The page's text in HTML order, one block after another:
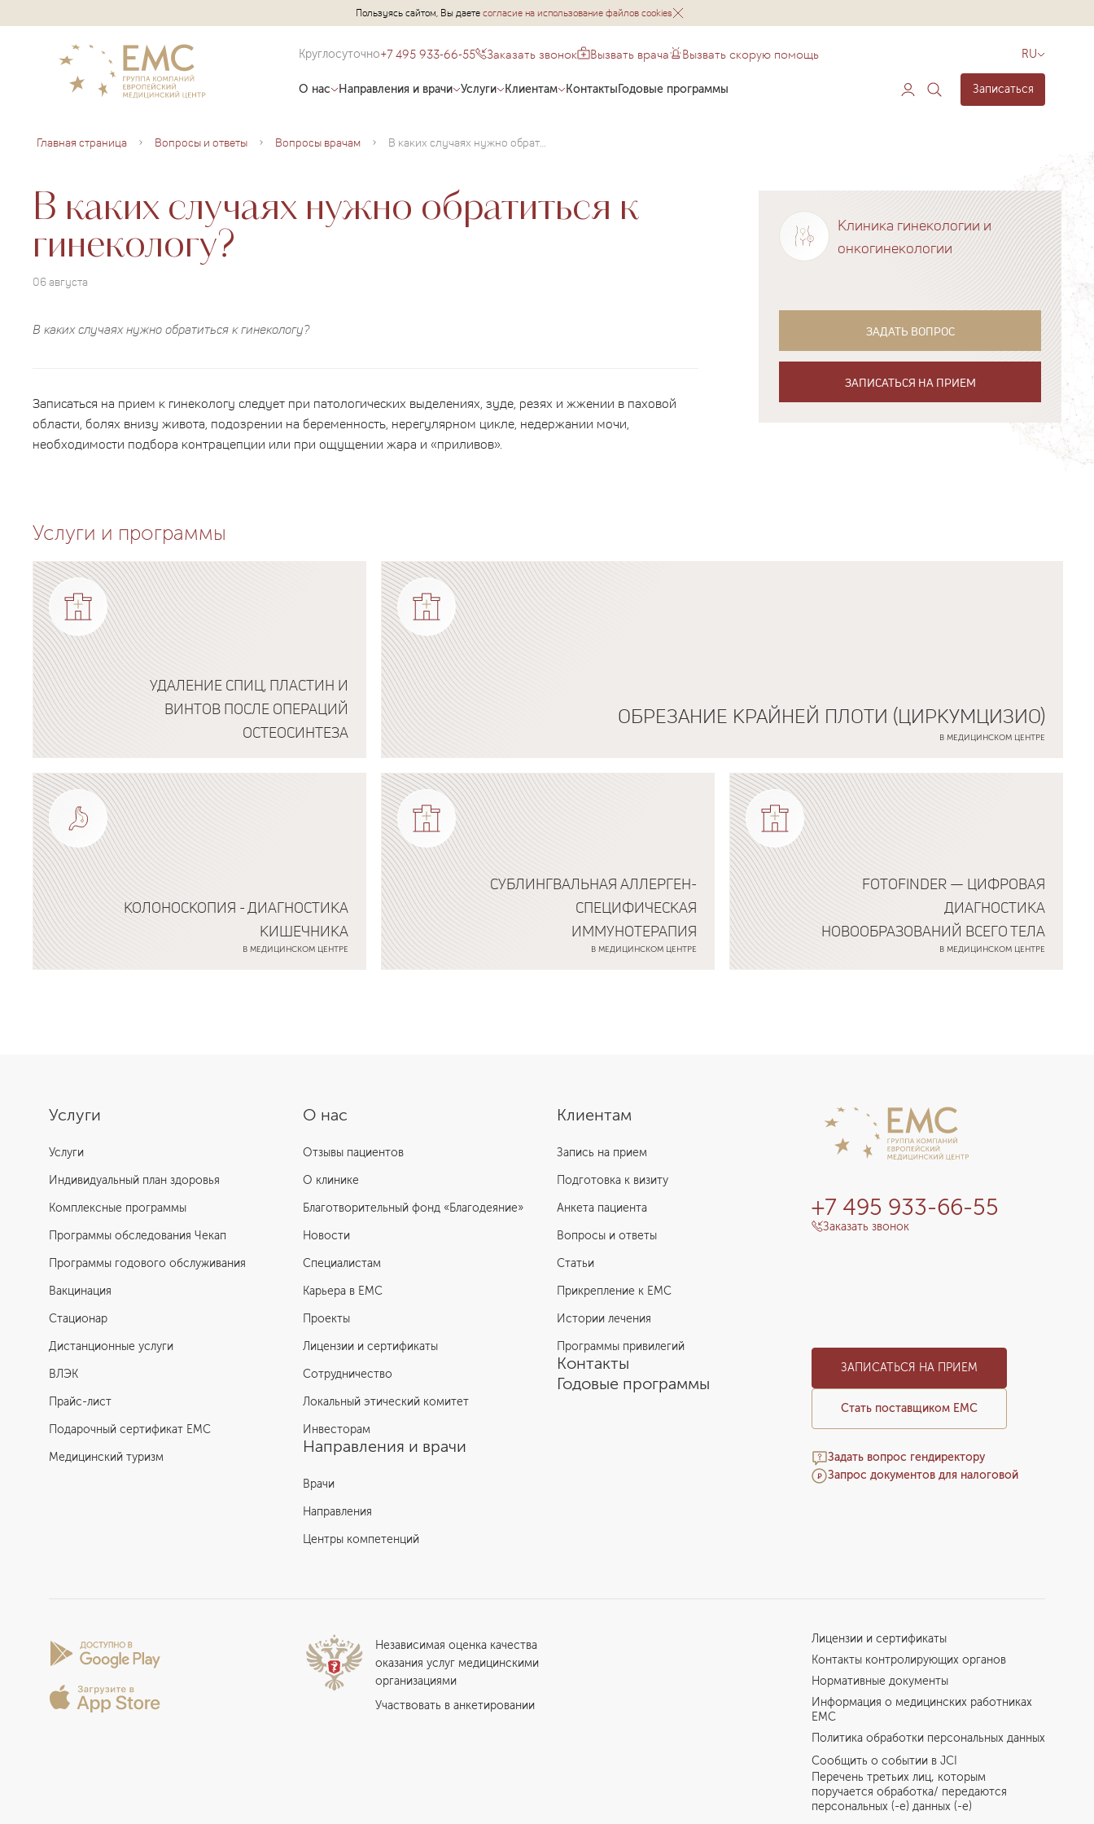
Пользуясь сайтом, Вы даетесогласие на использование файлов cookies
Круглосуточно+7 495 933-66-55 Заказать звонок Вызвать врача Вызвать скорую помощь RU
О нас Направления и врачи Услуги Клиентам КонтактыГодовые программы Записаться
Главная страница Вопросы и ответы Вопросы врачам В каких случаях нужно обратиться к гинекологу?
В каких случаях нужно обратиться к
гинекологу?
06 августа
В каких случаях нужно обратиться к гинекологу?
Записаться на прием к гинекологу следует при патологических выделениях, зуде, резях и жжении в паховой
области, болях внизу живота, подозрении на беременность, нерегулярном цикле, недержании мочи,
необходимости подбора контрацепции или при ощущении жара и «приливов».
Клиника гинекологии и
онкогинекологии
ЗАДАТЬ ВОПРОС
ЗАПИСАТЬСЯ НА ПРИЕМ
Услуги и программы
УДАЛЕНИЕ СПИЦ, ПЛАСТИН И
ВИНТОВ ПОСЛЕ ОПЕРАЦИЙ
ОСТЕОСИНТЕЗА
Подробнее о программе
ОБРЕЗАНИЕ КРАЙНЕЙ ПЛОТИ (ЦИРКУМЦИЗИО)
В МЕДИЦИНСКОМ ЦЕНТРЕ
Подробнее о программе
КОЛОНОСКОПИЯ - ДИАГНОСТИКА
КИШЕЧНИКА
В МЕДИЦИНСКОМ ЦЕНТРЕ
СУБЛИНГВАЛЬНАЯ АЛЛЕРГЕН-
СПЕЦИФИЧЕСКАЯ
ИММУНОТЕРАПИЯ
В МЕДИЦИНСКОМ ЦЕНТРЕ
FOTOFINDER — ЦИФРОВАЯ
ДИАГНОСТИКА
НОВООБРАЗОВАНИЙ ВСЕГО ТЕЛА
В МЕДИЦИНСКОМ ЦЕНТРЕ
О нас
Отзывы пациентов
О клинике
Благотворительный фонд «Благодеяние»
Новости
Специалистам
Карьера в ЕМС
Проекты
Лицензии и сертификаты
Сотрудничество
Локальный этический комитет
Инвесторам
Направления и врачи
Врачи
Направления
Центры компетенций
Услуги
Услуги
Индивидуальный план здоровья
Комплексные программы
Программы обследования Чекап
Программы годового обслуживания
Вакцинация
Стационар
Дистанционные услуги
ВЛЭК
Прайс-лист
Подарочный сертификат EMC
Медицинский туризм
Клиентам
Запись на прием
Подготовка к визиту
Анкета пациента
Вопросы и ответы
Статьи
Прикрепление к EMC
Истории лечения
Программы привилегий
Контакты
Годовые программы
+7 495 933-66-55
Заказать звонок
ЗАПИСАТЬСЯ НА ПРИЕМ
Стать поставщиком ЕМС
Задать вопрос гендиректору
Запрос документов для налоговой
Независимая оценка качества
оказания услуг медицинскими
организациями
Участвовать в анкетировании
Лицензии и сертификаты
Контакты контролирующих органов
Нормативные документы
Информация о медицинских работниках
EMC
Политика обработки персональных данных
Сообщить о событии в JCI
Перечень третьих лиц, которым
поручается обработка/ передаются
персональных (-е) данных (-е)